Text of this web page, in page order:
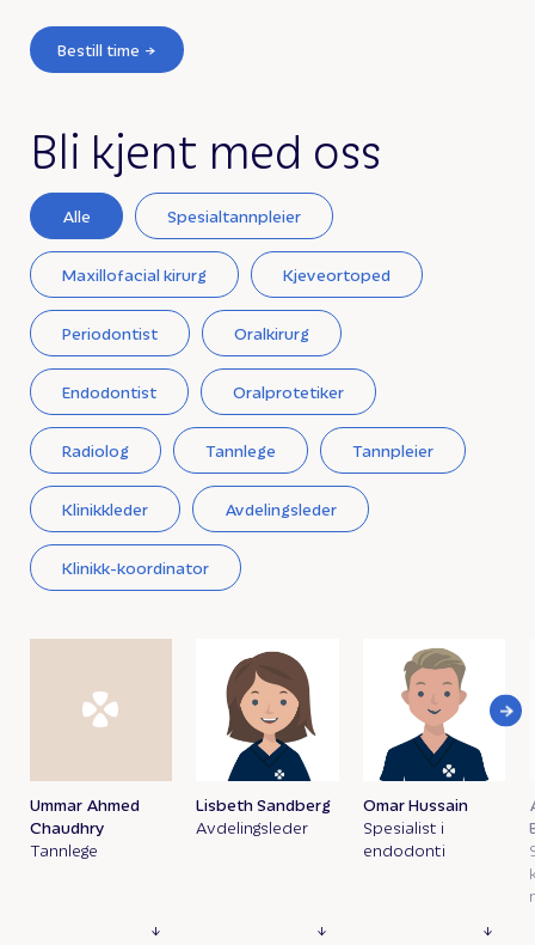
Bestill time
Bli kjent med oss
Alle Spesialtannpleier
Maxillofacial kirurg Kjeveortoped
Periodontist Oralkirurg
Endodontist Oralprotetiker
Radiolog Tannlege Tannpleier
Klinikkleder Avdelingsleder
Klinikk-koordinator
Ummar Ahmed
Chaudhry
Tannlege
Lisbeth Sandberg
Avdelingsleder
Omar Hussain
Spesialist i
endodonti